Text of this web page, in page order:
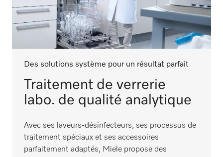
Des solutions système pour un résultat parfait
Traitement de verrerie
labo. de qualité analytique
Avec ses laveurs-désinfecteurs, ses processus de
traitement spéciaux et ses accessoires
parfaitement adaptés, Miele propose des